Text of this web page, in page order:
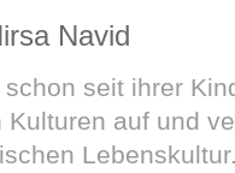
Navid
seit ihrer
auf und